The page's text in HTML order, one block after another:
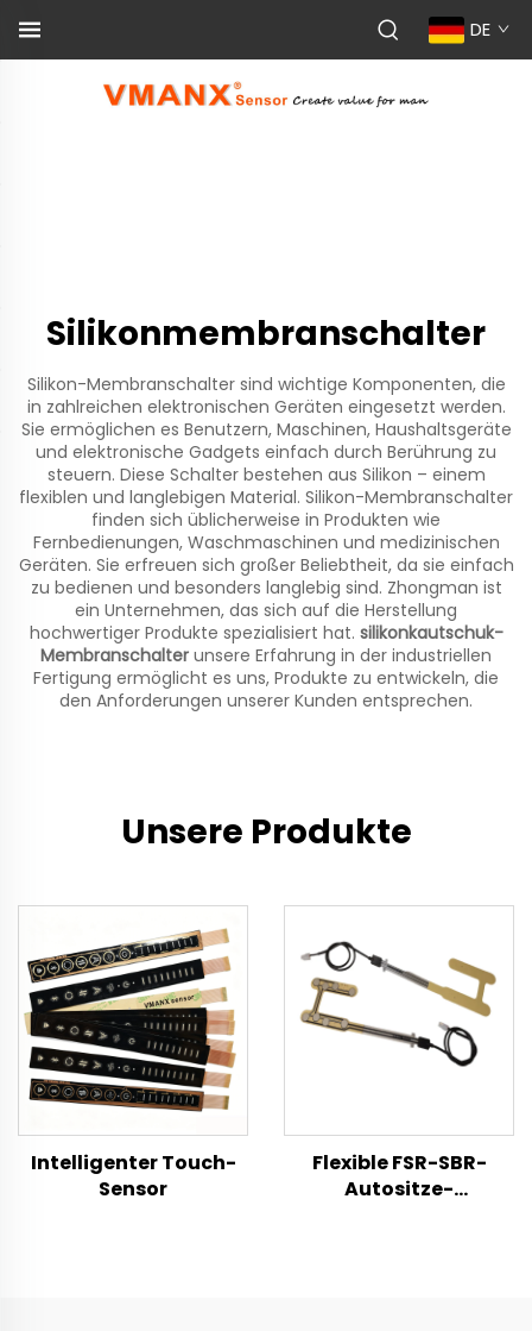
DE
Silikonmembranschalter
Silikon-Membranschalter sind wichtige Komponenten, die
in zahlreichen elektronischen Geräten eingesetzt werden.
Sie ermöglichen es Benutzern, Maschinen, Haushaltsgeräte
und elektronische Gadgets einfach durch Berührung zu
steuern. Diese Schalter bestehen aus Silikon – einem
flexiblen und langlebigen Material. Silikon-Membranschalter
finden sich üblicherweise in Produkten wie
Fernbedienungen, Waschmaschinen und medizinischen
Geräten. Sie erfreuen sich großer Beliebtheit, da sie einfach
zu bedienen und besonders langlebig sind. Zhongman ist
ein Unternehmen, das sich auf die Herstellung
hochwertiger Produkte spezialisiert hat. silikonkautschuk-
Membranschalter unsere Erfahrung in der industriellen
Fertigung ermöglicht es uns, Produkte zu entwickeln, die
den Anforderungen unserer Kunden entsprechen.
Unsere Produkte
Intelligenter Touch-
Sensor
Flexible FSR-SBR-
Autositze-